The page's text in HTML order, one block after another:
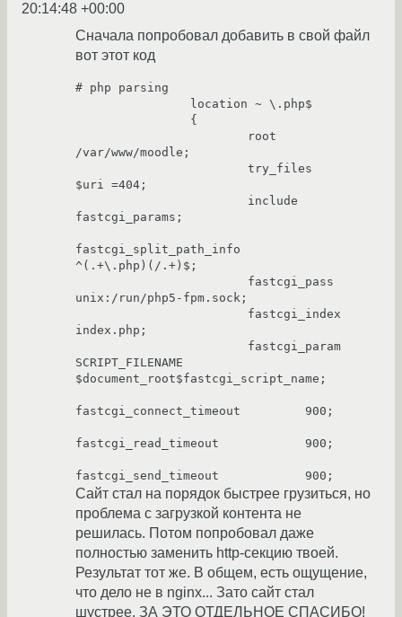
20:14:48 +00:00
Сначала попробовал добавить в свой файл
вот этот код
# php parsing
/var/www/moodle;
$uri =404;
fastcgi_params;
fastcgi_split_path_info
^(.+\.php)(/.+)$;
unix:/run/php5-fpm.sock;
index.php;
SCRIPT_FILENAME
$document_root$fastcgi_script_name;
fastcgi_connect_timeout         900;
fastcgi_read_timeout            900;
Сайт стал на порядок быстрее грузиться, но
проблема с загрузкой контента не
решилась. Потом попробовал даже
полностью заменить http-секцию твоей.
Результат тот же. В общем, есть ощущение,
что дело не в nginx... Зато сайт стал
шустрее. ЗА ЭТО ОТДЕЛЬНОЕ СПАСИБО!